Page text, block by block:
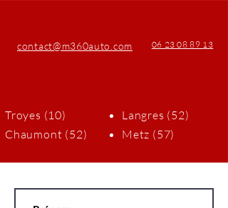
contact@m360auto.com 06 23 08 89 13
Troyes (10)
Chaumont (52)
Langres (52)
Metz (57)